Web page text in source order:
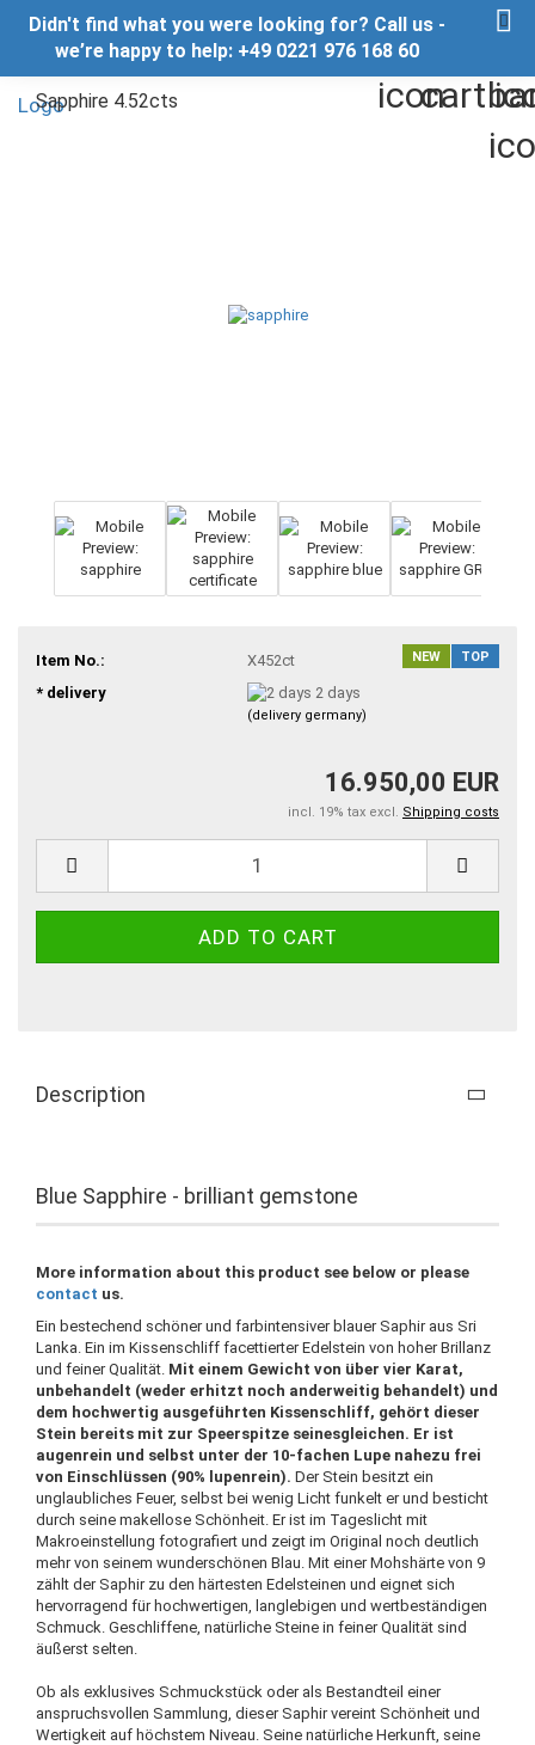
Didn't find what you were looking for? Call us -
we’re happy to help: +49 0221 976 168 60
Sapphire 4.52cts
NEW TOP
Item No.:
X452ct
* delivery
2 days
(delivery germany)
16.950,00 EUR
incl. 19% tax excl. Shipping costs
Description
Blue Sapphire - brilliant gemstone
More information about this product see below or please
contact us.
Ein bestechend schöner und farbintensiver blauer Saphir aus Sri
Lanka. Ein im Kissenschliff facettierter Edelstein von hoher Brillanz
und feiner Qualität. Mit einem Gewicht von über vier Karat,
unbehandelt (weder erhitzt noch anderweitig behandelt) und
dem hochwertig ausgeführten Kissenschliff, gehört dieser
Stein bereits mit zur Speerspitze seinesgleichen. Er ist
augenrein und selbst unter der 10-fachen Lupe nahezu frei
von Einschlüssen (90% lupenrein). Der Stein besitzt ein
unglaubliches Feuer, selbst bei wenig Licht funkelt er und besticht
durch seine makellose Schönheit. Er ist im Tageslicht mit
Makroeinstellung fotografiert und zeigt im Original noch deutlich
mehr von seinem wunderschönen Blau. Mit einer Mohshärte von 9
zählt der Saphir zu den härtesten Edelsteinen und eignet sich
hervorragend für hochwertigen, langlebigen und wertbeständigen
Schmuck. Geschliffene, natürliche Steine in feiner Qualität sind
äußerst selten.
Ob als exklusives Schmuckstück oder als Bestandteil einer
anspruchsvollen Sammlung, dieser Saphir vereint Schönheit und
Wertigkeit auf höchstem Niveau. Seine natürliche Herkunft, seine